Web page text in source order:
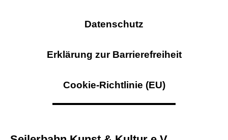
Datenschutz
Erklärung zur Barrierefreiheit
Cookie-Richtlinie (EU)